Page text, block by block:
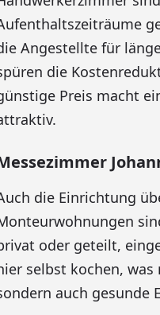
Angestellte für
die
Preis macht
die Einrichtung
oder geteilt,
selbst kochen,
auch gesunde